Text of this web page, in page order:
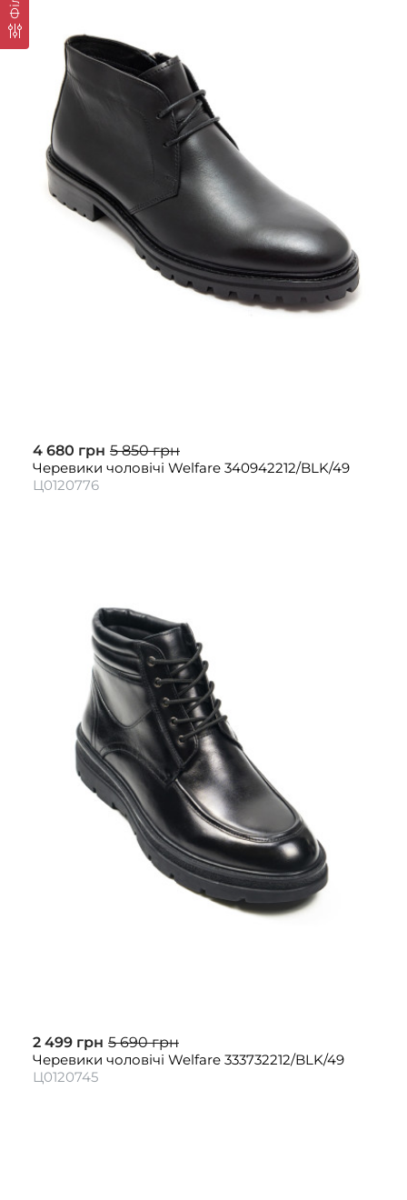
4 680 грн 5 850 грн
Черевики чоловічі Welfare 340942212/BLK/49
Ц0120776
2 499 грн 5 690 грн
Черевики чоловічі Welfare 333732212/BLK/49
Ц0120745